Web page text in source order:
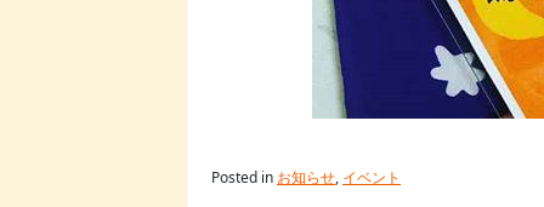
Posted in お知らせ, イベント